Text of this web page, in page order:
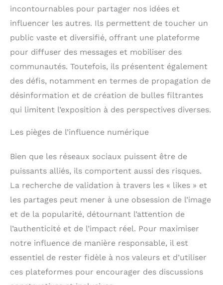
incontournables pour partager nos idées et
influencer les autres. Ils permettent de toucher un
public vaste et diversifié, offrant une plateforme
pour diffuser des messages et mobiliser des
communautés. Toutefois, ils présentent également
des défis, notamment en termes de propagation de
désinformation et de création de bulles filtrantes
qui limitent l’exposition à des perspectives diverses.
Les pièges de l’influence numérique
Bien que les réseaux sociaux puissent être de
puissants alliés, ils comportent aussi des risques.
La recherche de validation à travers les « likes » et
les partages peut mener à une obsession de l’image
et de la popularité, détournant l’attention de
l’authenticité et de l’impact réel. Pour maximiser
notre influence de manière responsable, il est
essentiel de rester fidèle à nos valeurs et d’utiliser
ces plateformes pour encourager des discussions